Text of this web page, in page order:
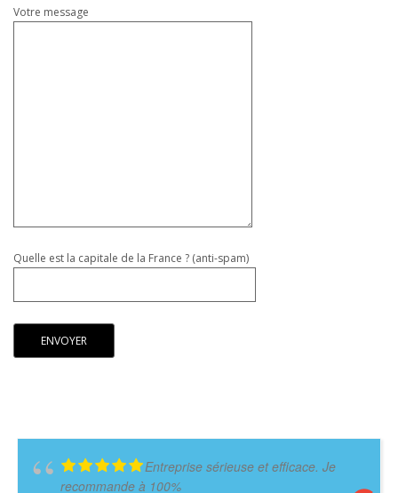
Votre message
Quelle est la capitale de la France ? (anti-spam)
Entreprise sérieuse et efficace. Je
recommande à 100%